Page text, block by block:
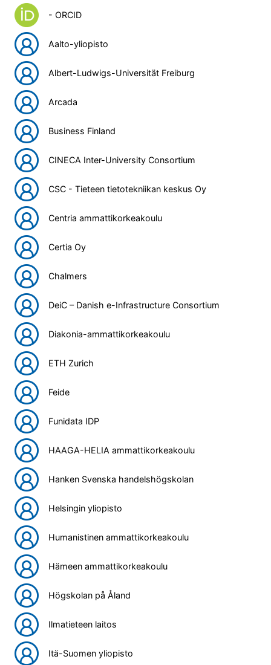
- ORCID
Aalto-yliopisto
Albert-Ludwigs-Universität Freiburg
Arcada
Business Finland
CINECA Inter-University Consortium
CSC - Tieteen tietotekniikan keskus Oy
Centria ammattikorkeakoulu
Certia Oy
Chalmers
DeiC – Danish e-Infrastructure Consortium
Diakonia-ammattikorkeakoulu
ETH Zurich
Feide
Funidata IDP
HAAGA-HELIA ammattikorkeakoulu
Hanken Svenska handelshögskolan
Helsingin yliopisto
Humanistinen ammattikorkeakoulu
Hämeen ammattikorkeakoulu
Högskolan på Åland
Ilmatieteen laitos
Itä-Suomen yliopisto